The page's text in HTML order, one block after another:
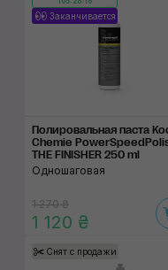
Заканчивается
Полировальная паста
Chemie
THE FINISHER 250 ml
Одношаговая
1 270 ₴
1 120 ₴
Снят с продажи